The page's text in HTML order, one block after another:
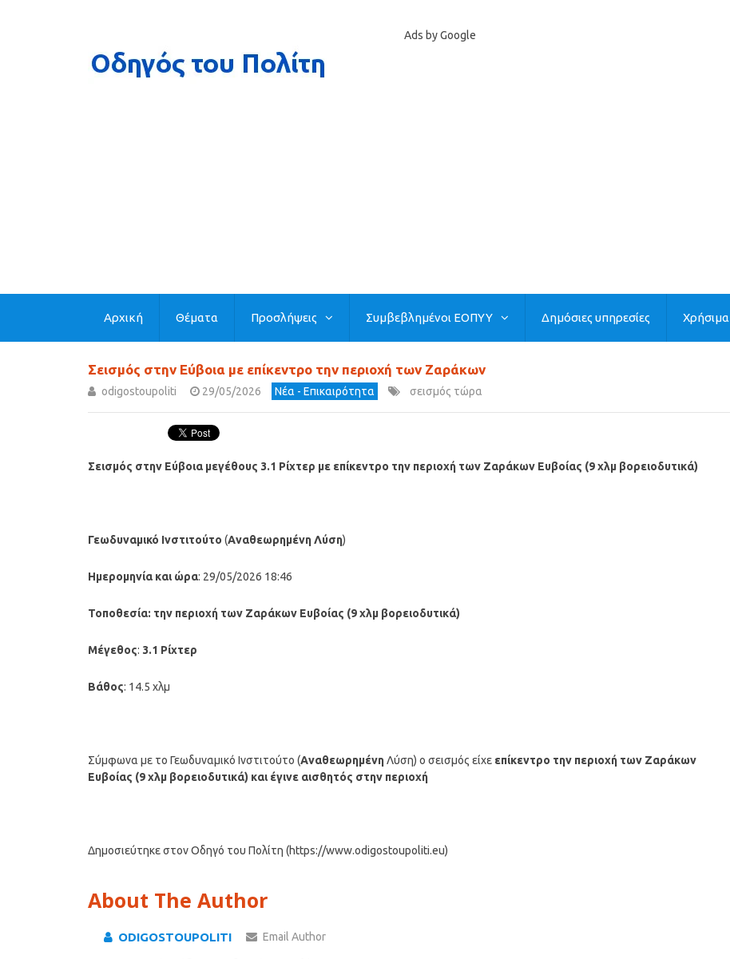
Ads by Google
Αρχική Θέματα Προσλήψεις Συμβεβλημένοι ΕΟΠΥΥ Δημόσιες υπηρεσίες Χρήσιμα
Σεισμός στην Εύβοια με επίκεντρο την περιοχή των Ζαράκων
odigostoupoliti 29/05/2026 Νέα - Επικαιρότητα σεισμός τώρα
Σεισμός στην Εύβοια μεγέθους 3.1 Ρίχτερ με επίκεντρο την περιοχή των Ζαράκων Ευβοίας (9 χλμ βορειοδυτικά)
Γεωδυναμικό Ινστιτούτο (ΑναθεωρημένηΛύση)
Ημερομηνία και ώρα: 29/05/2026 18:46
Τοποθεσία: την περιοχή των Ζαράκων Ευβοίας (9 χλμ βορειοδυτικά)
Μέγεθος: 3.1 Ρίχτερ
Βάθος: 14.5 χλμ
Σύμφωνα με το Γεωδυναμικό Ινστιτούτο (ΑναθεωρημένηΛύση) ο σεισμός είχε επίκεντρο την περιοχή των Ζαράκων
Ευβοίας (9 χλμ βορειοδυτικά) και έγινε αισθητός στην περιοχή
Δημοσιεύτηκε στον Οδηγό του Πολίτη (https://www.odigostoupoliti.eu)
About The Author
ODIGOSTOUPOLITI Email Author